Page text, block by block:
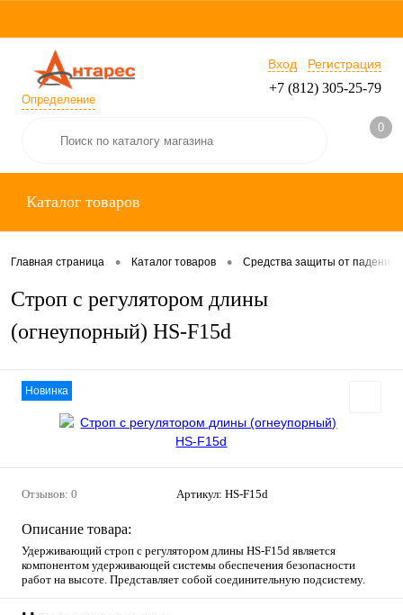
Определение
Вход Регистрация
+7 (812) 305-25-79
0
Каталог товаров
Главная страница • Каталог товаров • Средства защиты от падения
Строп с регулятором длины
(огнеупорный) HS-F15d
Новинка
Отзывов: 0 Артикул: HS-F15d
Описание товара:
Удерживающий строп с регулятором длины HS-F15d является
компонентом удерживающей системы обеспечения безопасности
работ на высоте. Представляет собой соединительную подсистему.